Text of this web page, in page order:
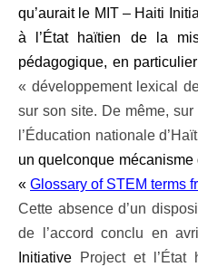
qu’aurait le MIT – Haiti
à l’État haïtien de la
pédagogique, en
« développement lexical
sur son site. De même,
l’Éducation nationale
un quelconque mécanisme
«Glossary of STEM terms
Cette absence d’un
de l’accord conclu en
Initiative Project et l’État